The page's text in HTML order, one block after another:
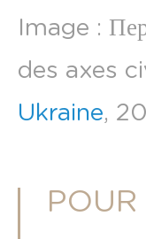
Image :
des axes
Ukraine,